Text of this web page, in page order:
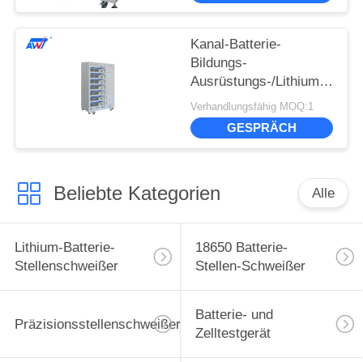
Kanal-Batterie-
Bildungs-
Ausrüstungs-/Lithium-
Batterie-Satz-Altern-
Maschine 70V 20A 7
Verhandlungsfähig MOQ:1
GESPRÄCH
Beliebte Kategorien Alle
Lithium-Batterie-
Stellenschweißer
18650 Batterie-
Stellen-Schweißer
Präzisionsstellenschweißer
Batterie- und
Zelltestgerät